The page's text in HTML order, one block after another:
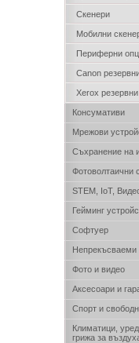
Скенери
Мобилни
Периферни
Canon
Xerox
Консумативи
Мрежови
Съхранение на
Фотоволтаични
STEM, IoT,
Гейминг
Софтуер
Непрекъсваеми
Фото и видео
Аксесоари и
Спорт и
Климатици,
грижа за